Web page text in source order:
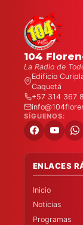
104
La Radio de
Edificio
Caquetá
+57 314 367
SÍGUENOS:
ENLACES
Inicio
Noticias
Programas